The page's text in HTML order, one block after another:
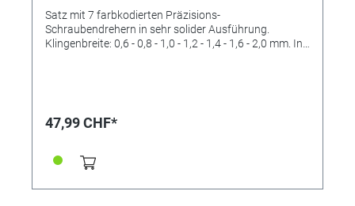
Satz mit 7 farbkodierten Präzisions-
Schraubendrehern in sehr solider Ausführung.
Klingenbreite: 0,6 - 0,8 - 1,0 - 1,2 - 1,4 - 1,6 - 2,0 mm. In
47,99 CHF*